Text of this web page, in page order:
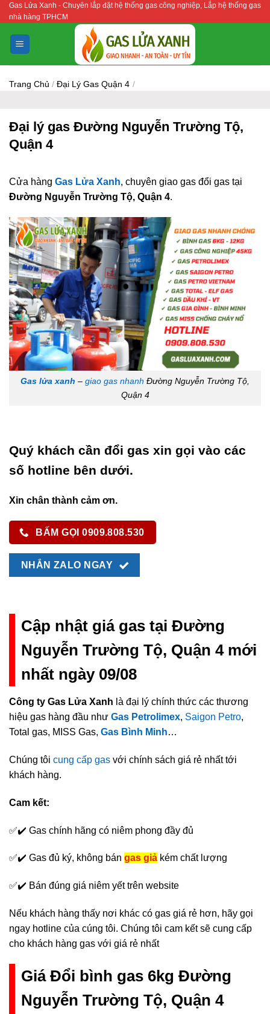
Bỏ
qua
nội
dung
Gas Lửa Xanh - Chuyên lắp đặt hệ thống gas công nghiệp, Lắp hệ thống gas
nhà hàng TPHCM
Trang Chủ / Đại Lý Gas Quận 4 /
Đại lý gas Đường Nguyễn Trường Tộ,
Quận 4
Cửa hàng Gas Lửa Xanh, chuyên giao gas đổi gas tại
Đường Nguyễn Trường Tộ, Quận 4.
Gas lửa xanh – giao gas nhanh Đường Nguyễn Trường Tộ,
Quận 4
Quý khách cần đổi gas xin gọi vào các
số hotline bên dưới.
Xin chân thành cảm ơn.
BẤM GỌI 0909.808.530
NHẮN ZALO NGAY
Cập nhật giá gas tại Đường
Nguyễn Trường Tộ, Quận 4 mới
nhất ngày 09/08
Công ty Gas Lửa Xanh là đại lý chính thức các thương
hiệu gas hàng đầu như Gas Petrolimex, Saigon Petro,
Total gas, MISS Gas, Gas Bình Minh…
Chúng tôi cung cấp gas với chính sách giá rẻ nhất tới
khách hàng.
Cam kết:
✅✔️ Gas chính hãng có niêm phong đầy đủ
✅✔️ Gas đủ ký, không bán gas giả kém chất lượng
✅✔️ Bán đúng giá niêm yết trên website
Nếu khách hàng thấy nơi khác có gas giá rẻ hơn, hãy gọi
ngay hotline của cúng tôi. Chúng tôi cam kết sẽ cung cấp
cho khách hàng gas với giá rẻ nhất
Giá Đổi bình gas 6kg Đường
Nguyễn Trường Tộ, Quận 4